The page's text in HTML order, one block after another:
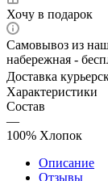
Хочу в подарок
Самовывоз из
набережная -
Доставка
Характеристики
Состав
—
100% Хлопок
Описание
Отзывы